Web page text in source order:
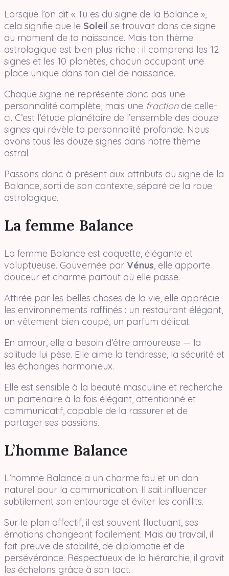
Lorsque l’on dit « Tu es du signe de la Balance »,
cela signifie que le Soleil se trouvait dans ce signe
au moment de ta naissance. Mais ton thème
astrologique est bien plus riche : il comprend les 12
signes et les 10 planètes, chacun occupant une
place unique dans ton ciel de naissance.
Chaque signe ne représente donc pas une
personnalité complète, mais une fractionde celle-
ci. C’est l’étude planétaire de l’ensemble des douze
signes qui révèle ta personnalité profonde. Nous
avons tous les douze signes dans notre thème
astral.
Passons donc à présent aux attributs du signe de la
Balance, sorti de son contexte, séparé de la roue
astrologique.
La femme Balance
La femme Balance est coquette, élégante et
voluptueuse. Gouvernée par Vénus , elle apporte
douceur et charme partout où elle passe.
Attirée par les belles choses de la vie, elle apprécie
les environnements raffinés : un restaurant élégant,
un vêtement bien coupé, un parfum délicat.
En amour, elle a besoin d’être amoureuse — la
solitude lui pèse. Elle aime la tendresse, la sécurité et
les échanges harmonieux.
Elle est sensible à la beauté masculine et recherche
un partenaire à la fois élégant, attentionné et
communicatif, capable de la rassurer et de
partager ses passions.
L’homme Balance
L’homme Balance a un charme fou et un don
naturel pour la communication. Il sait influencer
subtilement son entourage et éviter les conflits.
Sur le plan affectif, il est souvent fluctuant, ses
émotions changeant facilement. Mais au travail, il
fait preuve de stabilité, de diplomatie et de
persévérance. Respectueux de la hiérarchie, il gravit
les échelons grâce à son tact.